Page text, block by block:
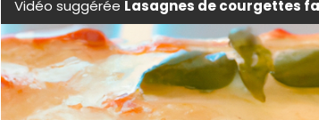
Vidéo suggérée Lasagnes de courgettes